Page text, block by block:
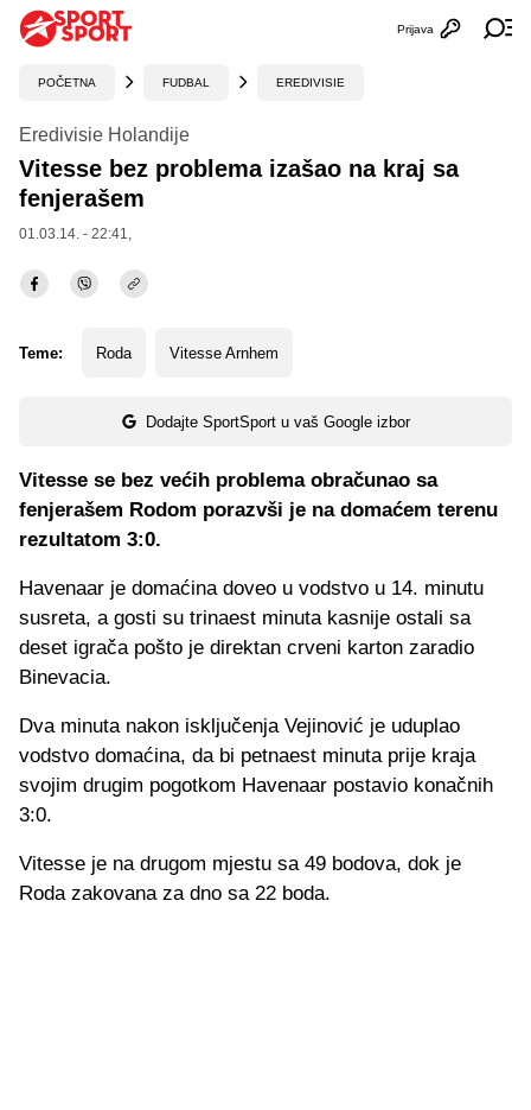
Otvori
Prijava
POČETNA FUDBAL EREDIVISIE
Eredivisie Holandije
Vitesse bez problema izašao na kraj sa
fenjerašem
01.03.14. - 22:41,
Teme: Roda Vitesse Arnhem
Dodajte SportSport u vaš Google izbor
Vitesse se bez većih problema obračunao sa
fenjerašem Rodom porazvši je na domaćem terenu
rezultatom 3:0.
Havenaar je domaćina doveo u vodstvo u 14. minutu
susreta, a gosti su trinaest minuta kasnije ostali sa
deset igrača pošto je direktan crveni karton zaradio
Binevacia.
Dva minuta nakon isključenja Vejinović je uduplao
vodstvo domaćina, da bi petnaest minuta prije kraja
svojim drugim pogotkom Havenaar postavio konačnih
3:0.
Vitesse je na drugom mjestu sa 49 bodova, dok je
Roda zakovana za dno sa 22 boda.